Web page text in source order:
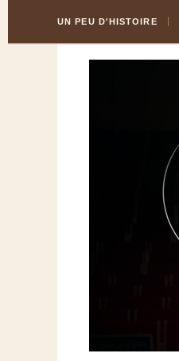
Content
la
UN PEU D'HISTOIRE